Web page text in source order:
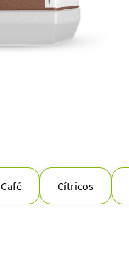
Café Cítricos